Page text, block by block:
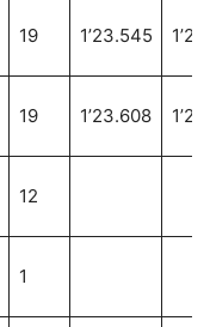
19 1’23.545
19 1’23.608
12
1